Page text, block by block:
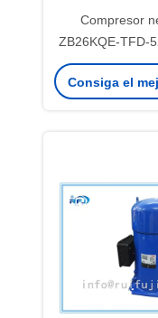
Compresor
ZB26KQE-TFD-
de para el congelador/la cámara
Consiga el